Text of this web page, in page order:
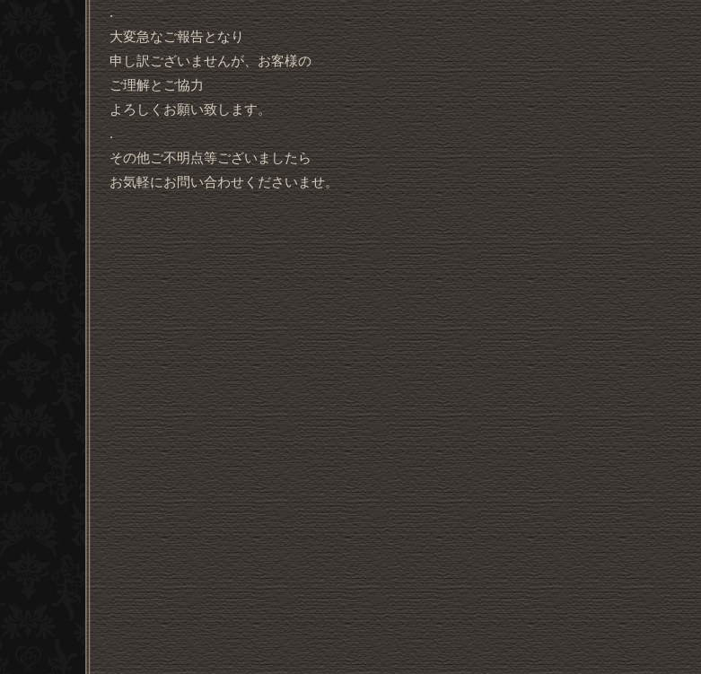
.
大変急なご報告となり
申し訳ございませんが、お客様の
ご理解とご協力
よろしくお願い致します。
.
その他ご不明点等ございましたら
お気軽にお問い合わせくださいませ。